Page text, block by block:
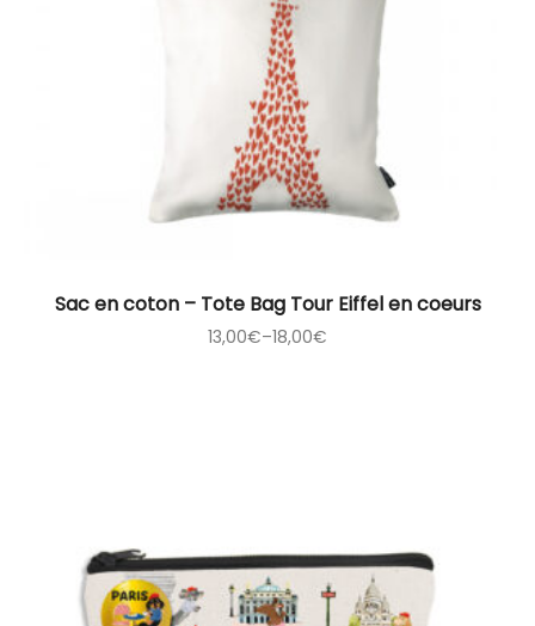
Sac en coton – Tote Bag Tour Eiffel en coeurs
13,00€–18,00€